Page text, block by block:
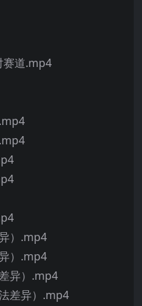
赛道.mp4
）.mp4
）.mp4
异）.mp4
差异）.mp4